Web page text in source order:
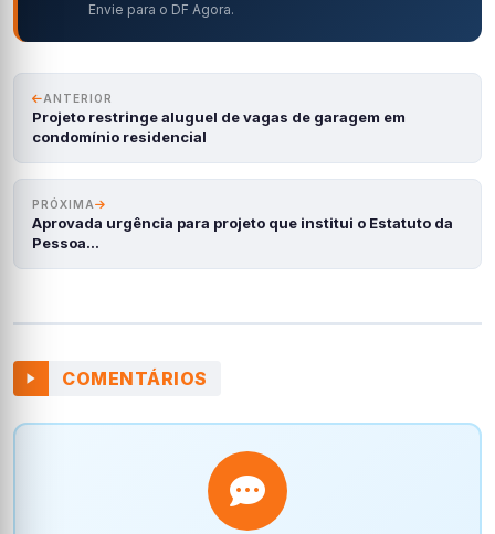
Envie para o DF Agora.
ANTERIOR
Projeto restringe aluguel de vagas de garagem em
condomínio residencial
PRÓXIMA
Aprovada urgência para projeto que institui o Estatuto da
Pessoa…
COMENTÁRIOS